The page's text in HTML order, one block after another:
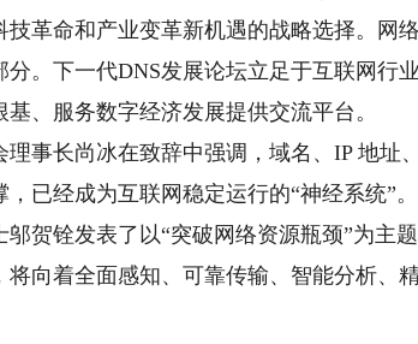
技革命和产业变革新机遇的战略选择。网
分。下一代DNS发展论坛立足于互联网行
、服务数字经济发展提供交流平台。
长尚冰在致辞中强调，域名、IP 地址
已经成为互联网稳定运行的“神经系统”。
铨发表了以“突破网络资源瓶颈”为主
将向着全面感知、可靠传输、智能分析、